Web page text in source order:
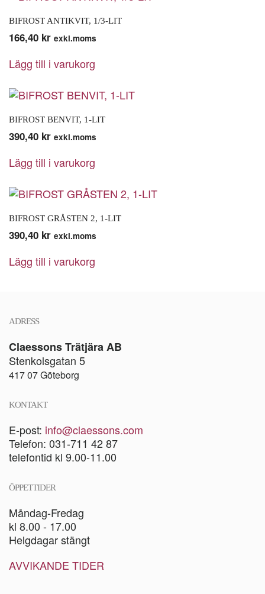
BIFROST ANTIKVIT, 1/3-LIT
166,40 kr exkl.moms
Lägg till i varukorg
BIFROST BENVIT, 1-LIT
390,40 kr exkl.moms
Lägg till i varukorg
BIFROST GRÅSTEN 2, 1-LIT
390,40 kr exkl.moms
Lägg till i varukorg
ADRESS
Claessons Trätjära AB
Stenkolsgatan 5
417 07 Göteborg
KONTAKT
E-post: info@claessons.com
Telefon: 031-711 42 87
telefontid kl 9.00-11.00
ÖPPETTIDER
Måndag-Fredag
kl 8.00 - 17.00
Helgdagar stängt
AVVIKANDE TIDER